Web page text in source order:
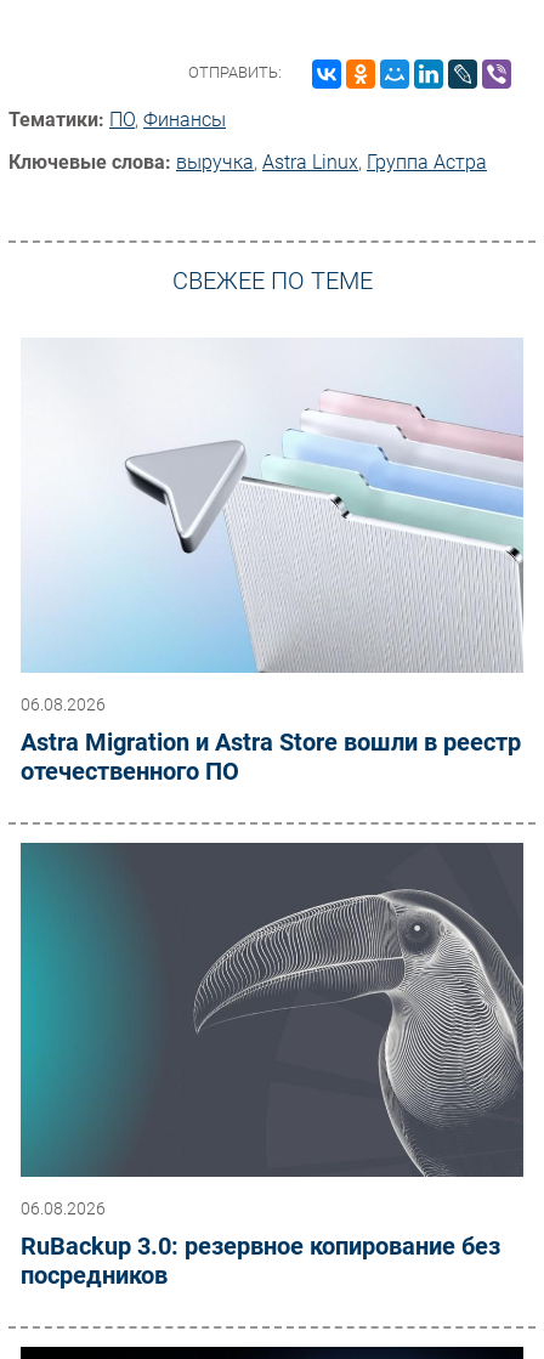
ОТПРАВИТЬ:
Тематики: ПО, Финансы
Ключевые слова: выручка, Astra Linux, Группа Астра
СВЕЖЕЕ ПО ТЕМЕ
06.08.2026
Astra Migration и Astra Store вошли в реестр
отечественного ПО
06.08.2026
RuBackup 3.0: резервное копирование без
посредников